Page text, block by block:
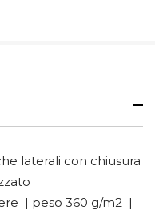
laterali con chiusura
| peso 360 g/m2 |